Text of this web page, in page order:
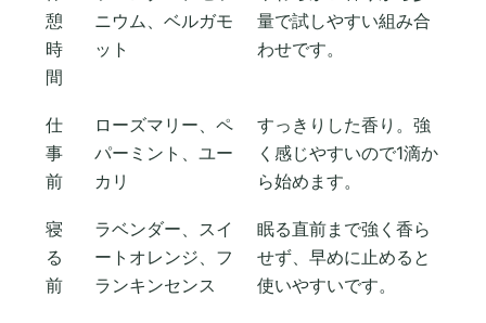
憩
時
間
ニウム、ベルガモ
ット
量で試しやすい組み合
わせです。
仕
事
前
ローズマリー、ペ
パーミント、ユー
カリ
すっきりした香り。強
く感じやすいので1滴か
ら始めます。
寝
る
前
ラベンダー、スイ
ートオレンジ、フ
ランキンセンス
眠る直前まで強く香ら
せず、早めに止めると
使いやすいです。